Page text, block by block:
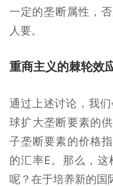
一定的垄断属性，
人要。
重商主义的棘轮效
通过上述讨论，我
球扩大垄断要素的
子垄断要素的价格
的汇率E。那么，
呢？在于培养新的国